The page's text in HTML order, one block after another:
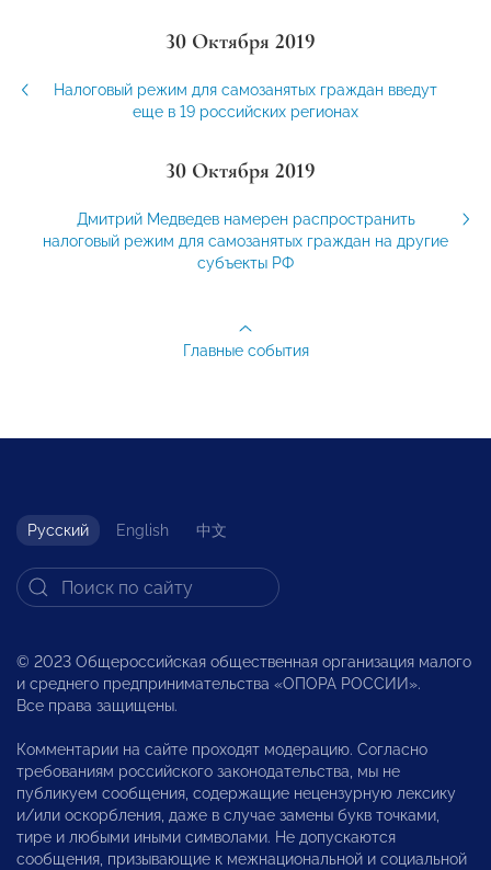
30 Октября 2019
Налоговый режим для самозанятых граждан введут
еще в 19 российских регионах
30 Октября 2019
Дмитрий Медведев намерен распространить
налоговый режим для самозанятых граждан на другие
субъекты РФ
Главные события
Русский English 中文
© 2023 Общероссийская общественная организация малого
и среднего предпринимательства «ОПОРА РОССИИ».
Все права защищены.
Комментарии на сайте проходят модерацию. Согласно
требованиям российского законодательства, мы не
публикуем сообщения, содержащие нецензурную лексику
и/или оскорбления, даже в случае замены букв точками,
тире и любыми иными символами. Не допускаются
сообщения, призывающие к межнациональной и социальной